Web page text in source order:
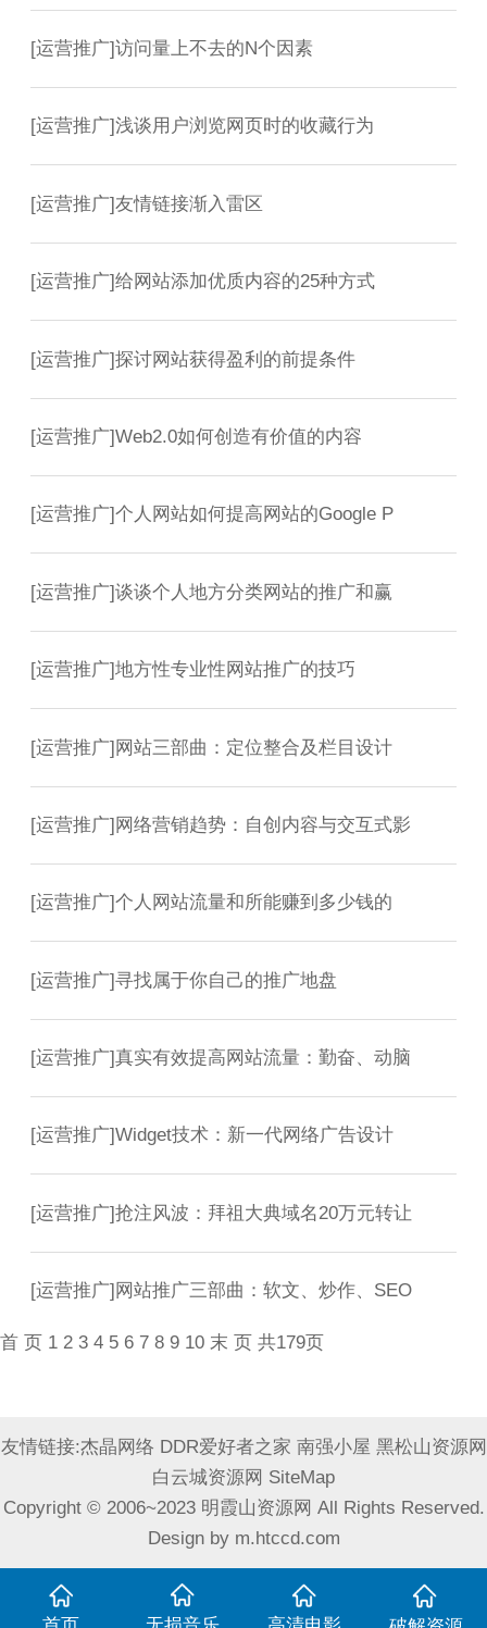
[运营推广]访问量上不去的N个因素
[运营推广]浅谈用户浏览网页时的收藏行为
[运营推广]友情链接渐入雷区
[运营推广]给网站添加优质内容的25种方式
[运营推广]探讨网站获得盈利的前提条件
[运营推广]Web2.0如何创造有价值的内容
[运营推广]个人网站如何提高网站的Google P
[运营推广]谈谈个人地方分类网站的推广和赢
[运营推广]地方性专业性网站推广的技巧
[运营推广]网站三部曲：定位整合及栏目设计
[运营推广]网络营销趋势：自创内容与交互式影
[运营推广]个人网站流量和所能赚到多少钱的
[运营推广]寻找属于你自己的推广地盘
[运营推广]真实有效提高网站流量：勤奋、动脑
[运营推广]Widget技术：新一代网络广告设计
[运营推广]抢注风波：拜祖大典域名20万元转让
[运营推广] 网站推广三部曲：软文、炒作、SEO
首 页 1 2 3 4 5 6 7 8 9 10 末 页 共179页
友情链接:杰晶网络 DDR爱好者之家 南强小屋 黑松山资源网
白云城资源网 SiteMap
Copyright © 2006~2023 明霞山资源网 All Rights Reserved.
Design by m.htccd.com